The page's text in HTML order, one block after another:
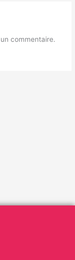
commentaire.